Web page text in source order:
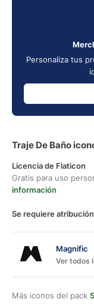
Personaliza tus
Traje De Baño
Licencia de Flaticon
Gratis para uso
información
Se requiere atribución
Magnific
Ver todos
Más iconos del pack